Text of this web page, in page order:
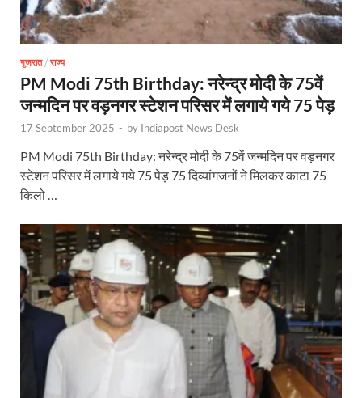
गुजरात/ राज्य
PM Modi 75th Birthday: नरेन्द्र मोदी के 75वें
जन्मदिन पर वड़नगर स्टेशन परिसर में लगाये गये 75 पेड़
17 September 2025 - by Indiapost News Desk
PM Modi 75th Birthday: नरेन्द्र मोदी के 75वें जन्मदिन पर वड़नगर
स्टेशन परिसर में लगाये गये 75 पेड़ 75 दिव्यांगजनों ने मिलकर काटा 75
किलो …